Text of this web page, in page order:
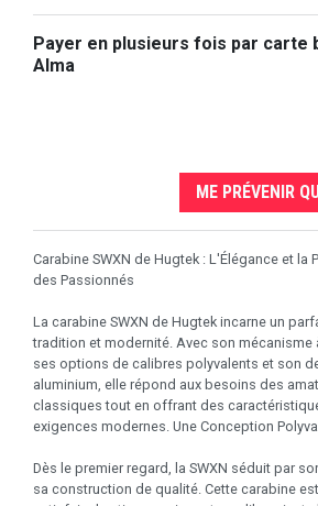
Payer en plusieurs fois par carte
Alma
ME PRÉVENIR
Carabine SWXN de Hugtek : L'Élégance et la
des Passionnés
La carabine SWXN de Hugtek incarne un
tradition et modernité. Avec son mécanisme
ses options de calibres polyvalents et son
aluminium, elle répond aux besoins des
classiques tout en offrant des
exigences modernes. Une Conception
Dès le premier regard, la SWXN séduit par
sa construction de qualité. Cette carabine